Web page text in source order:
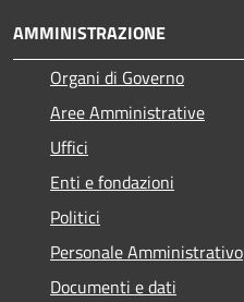
AMMINISTRAZIONE
Organi di Governo
Aree Amministrative
Uffici
Enti e fondazioni
Politici
Personale Amministrativo
Documenti e dati